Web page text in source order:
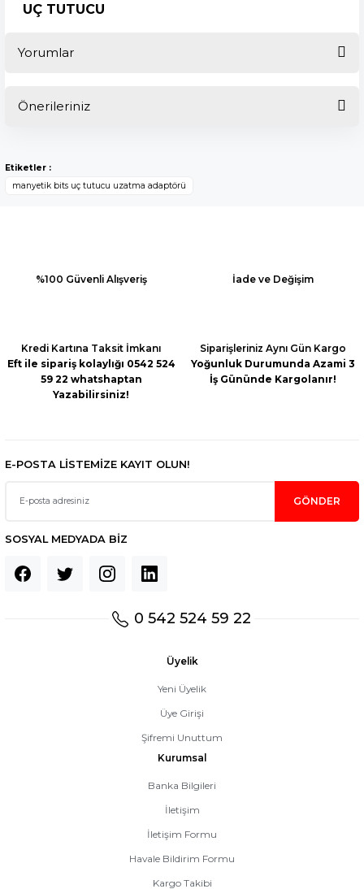
UÇ TUTUCU
Yorumlar
Önerileriniz
kullanarak tarafımıza iletebilirsiniz.
Görüş ve önerileriniz için teşekkür ederiz.
Ürün bilgilerinde hatalar bulunuyor.
Etiketler :
manyetik bits uç tutucu uzatma adaptörü
%100 Güvenli Alışveriş İade ve Değişim
Kredi Kartına Taksit İmkanı
Eft ile sipariş kolaylığı 0542 524
59 22 whatshaptan
Yazabilirsiniz!
Siparişleriniz Aynı Gün Kargo
Yoğunluk Durumunda Azami 3
İş Gününde Kargolanır!
E-POSTA LİSTEMİZE KAYIT OLUN!
GÖNDER
SOSYAL MEDYADA BİZ
0 542 524 59 22
Üyelik
Yeni Üyelik
Üye Girişi
Şifremi Unuttum
Kurumsal
Banka Bilgileri
İletişim
İletişim Formu
Havale Bildirim Formu
Kargo Takibi